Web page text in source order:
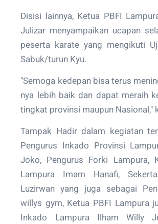
Disisi lainnya, Ketua PBFI
Julizar menyampaikan ucapan
peserta karate yang mengikuti
Sabuk/turun Kyu.
"Semoga kedepan bisa terus
nya lebih baik dan dapat meraih
tingkat provinsi maupun Nasional,"
Tampak Hadir dalam kegiatan
Pengurus Inkado Provinsi
Joko, Pengurus Forki Lampura,
Lampura Imam Hanafi,
Luzirwan yang juga sebagai
willys gym, Ketua PBFI Lampura
Inkado Lampura Ilham Willy